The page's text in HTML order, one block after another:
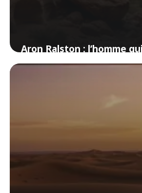
Aron Ralston : l’homme
le bras pour survivre